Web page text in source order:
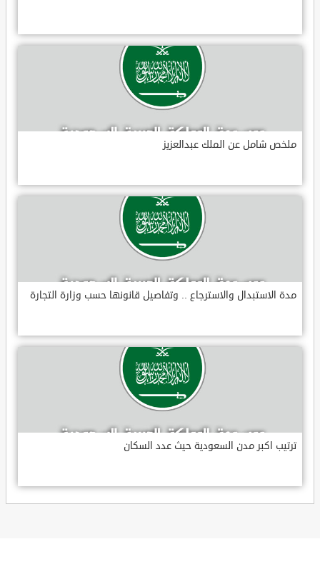
ملخص شامل عن الملك عبدالعزيز
مدة الاستبدال والاسترجاع .. وتفاصيل قانونها حسب وزارة التجارة
ترتيب اكبر مدن السعودية حيث عدد السكان